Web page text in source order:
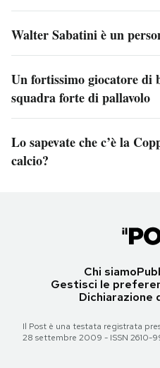
Walter Sabatini è un
Un fortissimo giocatore di
squadra forte di pallavolo
Lo sapevate che c’è la
calcio?
Chi siamo
Gestisci le
Dichiarazione
Il Post è una testata registrata
28 settembre 2009 - ISSN 2610-